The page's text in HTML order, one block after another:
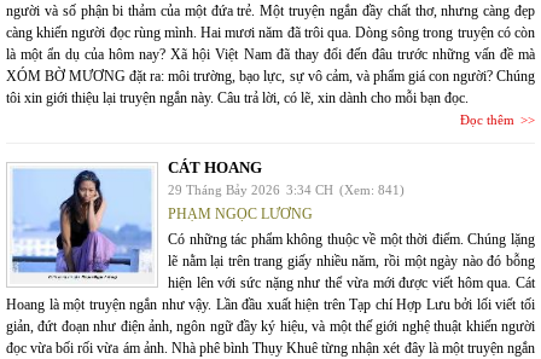
người và số phận bi thảm của một đứa trẻ. Một truyện ngắn đầy chất thơ, nhưng càng đẹp
càng khiến người đọc rùng mình. Hai mươi năm đã trôi qua. Dòng sông trong truyện có còn
là một ẩn dụ của hôm nay? Xã hội Việt Nam đã thay đổi đến đâu trước những vấn đề mà
XÓM BỜ MƯƠNG đặt ra: môi trường, bạo lực, sự vô cảm, và phẩm giá con người? Chúng
tôi xin giới thiệu lại truyện ngắn này. Câu trả lời, có lẽ, xin dành cho mỗi bạn đọc.
Đọc thêm
CÁT HOANG
29 Tháng Bảy 2026 3:34 CH (Xem: 841)
PHẠM NGỌC LƯƠNG
Có những tác phẩm không thuộc về một thời điểm. Chúng lặng
lẽ nằm lại trên trang giấy nhiều năm, rồi một ngày nào đó bỗng
hiện lên với sức nặng như thể vừa mới được viết hôm qua. Cát
Hoang là một truyện ngắn như vậy. Lần đầu xuất hiện trên Tạp chí Hợp Lưu bởi lối viết tối
giản, đứt đoạn như điện ảnh, ngôn ngữ đầy ký hiệu, và một thế giới nghệ thuật khiến người
đọc vừa bối rối vừa ám ảnh. Nhà phê bình Thụy Khuê từng nhận xét đây là một truyện ngắn